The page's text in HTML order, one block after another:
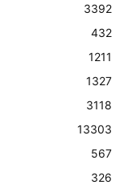
3392
432
1211
1327
3118
13303
567
326